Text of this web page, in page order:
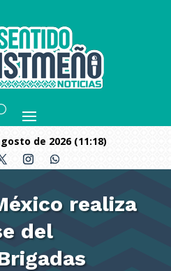
de 2026 (11:18)
realiza
del